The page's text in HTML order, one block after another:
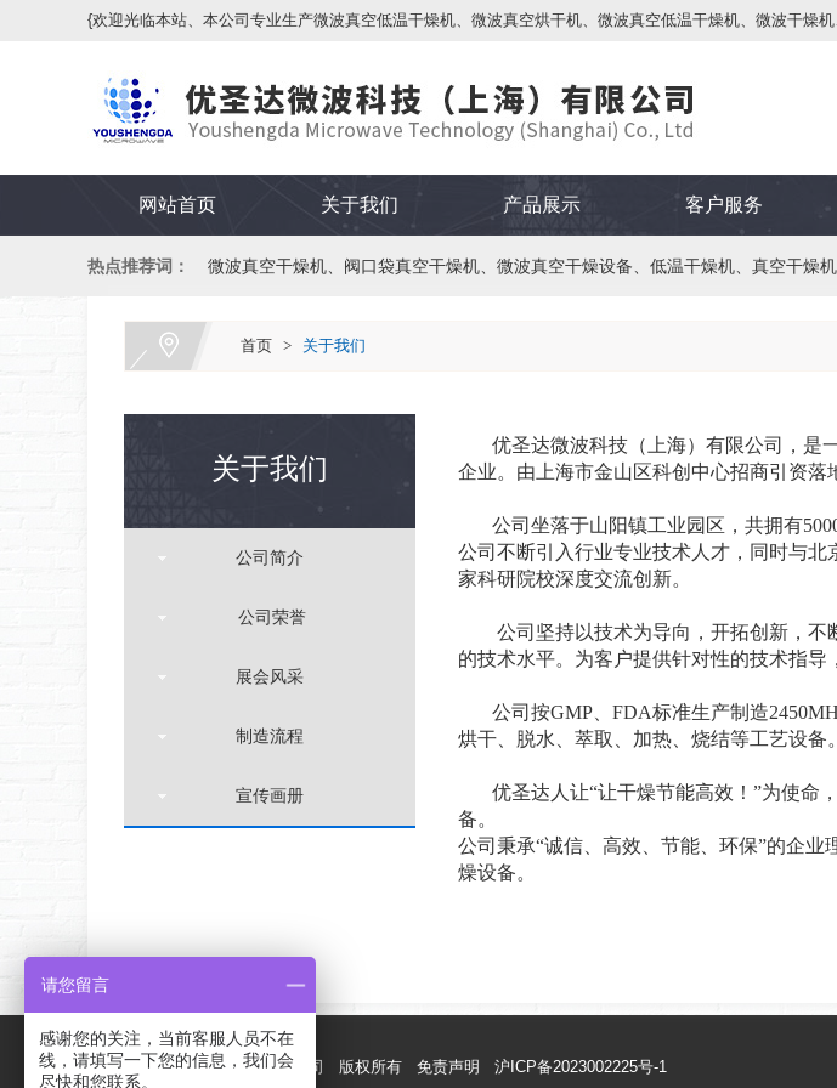
{欢迎光临本站、本公司专业生产微波真空低温干燥机、微波真空烘干机、微波真空低温干燥机、微波干燥
网站首页 关于我们 产品展示 客户服务
热点推荐词： 微波真空干燥机、阀口袋真空干燥机、微波真空干燥设备、低温干燥机、真空干燥机
首页 > 关于我们
关于我们
公司简介
公司荣誉
展会风采
制造流程
宣传画册
优圣达微波科技（上海）有限公司，是
企业。由上海市金山区科创中心招商引资落
公司坐落于山阳镇工业园区，共拥有
公司不断引入行业专业技术人才，同时与
家科研院校深度交流创新。
公司坚持以技术为导向，开拓创新，不
的技术水平。为客户提供针对性的技术指导
公司按GMP、FDA标准生产制造
烘干、脱水、萃取、加热、烧结等工艺设备。
优圣达人让“让干燥节能高效！”为使命
备。
公司秉承“诚信、高效、节能、环保”的企
燥设备。
优圣达微波科技（上海）有限公司 版权所有 免责声明 沪ICP备2023002225号-1
[向上]
请您留言
感谢您的关注，当前客服人员不在
线，请填写一下您的信息，我们会
尽快和您联系。